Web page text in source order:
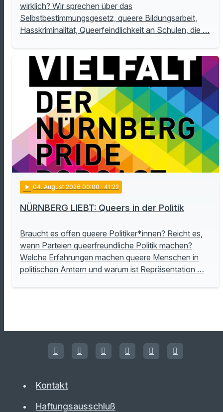
wirklich? Wir sprechen über das
Selbstbestimmungsgesetz, queere Bildungsarbeit,
Hasskriminalität, Queerfeindlichkeit an Schulen, die …
play_arrow 04. August 2026 00:00 · 41:22
NÜRNBERG LIEBT: Queers in der Politik
Braucht es offen queere Politiker*innen? Reicht es,
wenn Parteien queerfreundliche Politik machen?
Welche Erfahrungen machen queere Menschen in
politischen Ämtern und warum ist Repräsentation …
Kontakt
Haftungsausschluß